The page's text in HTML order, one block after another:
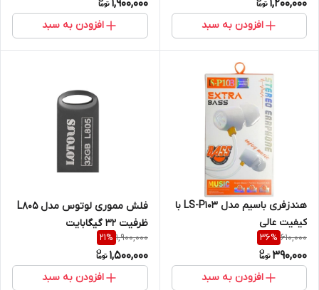
1,200,000
افزودن به سبد
1,900,000
افزودن به سبد
هندزفری باسیم مدل LS-P103 با
کیفیت عالی
610,000
36%
390,000
افزودن به سبد
فلش مموری لوتوس مدل L805
ظرفیت 32 گیگابایت
1,900,000
21%
1,500,000
افزودن به سبد